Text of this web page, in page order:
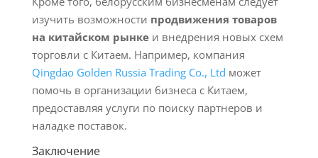
изучить возможности продвижения товаров
на китайском рынкеи внедрения новых схем
торговли с Китаем. Например, компания
Qingdao Golden Russia Trading Co., Ltd может
помочь в организации бизнеса с Китаем,
предоставляя услуги по поиску партнеров и
наладке поставок.
Заключение